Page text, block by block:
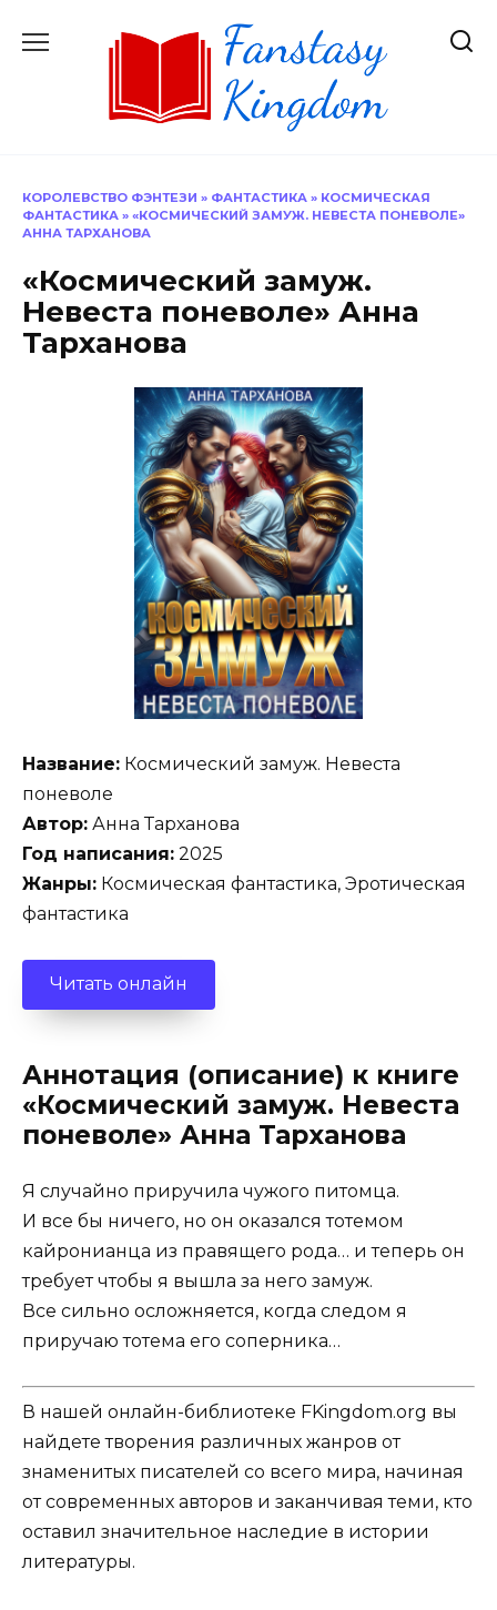
КОРОЛЕВСТВО ФЭНТЕЗИ » ФАНТАСТИКА » КОСМИЧЕСКАЯ
ФАНТАСТИКА » «КОСМИЧЕСКИЙ ЗАМУЖ. НЕВЕСТА ПОНЕВОЛЕ»
АННА ТАРХАНОВА
«Космический замуж.
Невеста поневоле» Анна
Тарханова
Название: Космический замуж. Невеста
поневоле
Автор: Анна Тарханова
Год написания: 2025
Жанры: Космическая фантастика, Эротическая
фантастика
Читать онлайн
Аннотация (описание) к книге
«Космический замуж. Невеста
поневоле» Анна Тарханова
Я случайно приручила чужого питомца.
И все бы ничего, но он оказался тотемом
кайронианца из правящего рода… и теперь он
требует чтобы я вышла за него замуж.
Все сильно осложняется, когда следом я
приручаю тотема его соперника…
В нашей онлайн-библиотеке FKingdom.org вы
найдете творения различных жанров от
знаменитых писателей со всего мира, начиная
от современных авторов и заканчивая теми, кто
оставил значительное наследие в истории
литературы.